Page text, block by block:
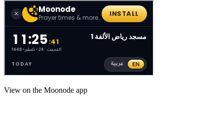
View on the Moonode app